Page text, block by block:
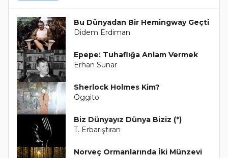
Bu Dünyadan Bir Hemingway Geçti
Didem Erdiman
Epepe: Tuhaflığa Anlam Vermek
Erhan Sunar
Sherlock Holmes Kim?
Oggito
Biz Dünyayız Dünya Biziz (*)
T. Erbarıştıran
Norveç Ormanlarında İki Münzevi